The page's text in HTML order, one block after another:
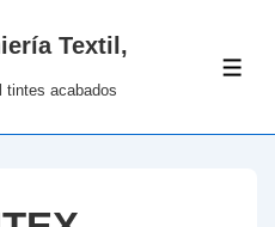
Textil,
tintes acabados